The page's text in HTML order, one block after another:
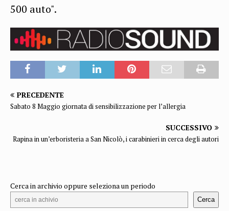
500 auto".
PRECEDENTE
Sabato 8 Maggio giornata di sensibilizzazione per l’allergia
SUCCESSIVO
Rapina in un’erboristeria a San Nicolò, i carabinieri in cerca degli autori
Cerca in archivio oppure seleziona un periodo
Cerca